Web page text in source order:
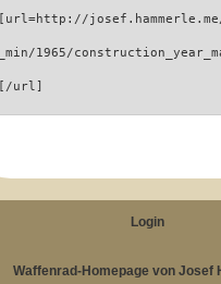
[url=http://
_min/1965/
[/url]
Login
Waffenrad-Homepage von Josef